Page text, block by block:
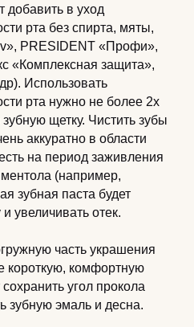
добавить в уход
рта без спирта, мяты,
PRESIDENT «Профи»,
защита»,
Использовать
рта нужно не более 2х
щетку. Чистить зубы
аккуратно в области
на период заживления
(например,
зубная паста будет
увеличивать отек.
часть украшения
короткую, комфортную
угол прокола
зубную эмаль и десна.